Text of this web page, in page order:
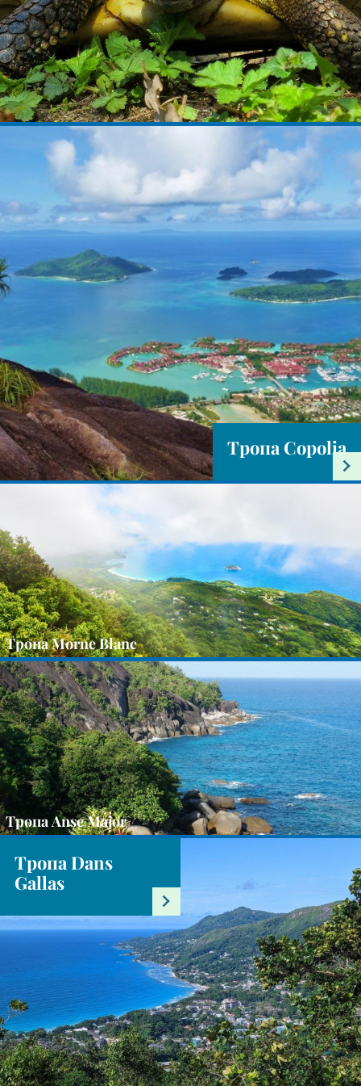
Тропа Copolia
Тропа Morne Blanc
Тропа Anse Major
Тропа Dans
Gallas